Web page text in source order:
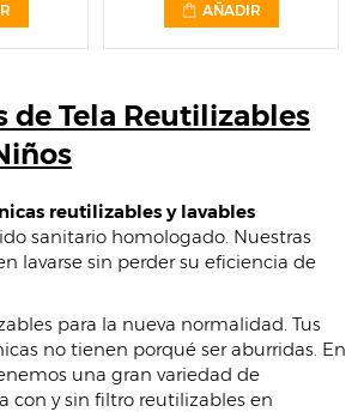
AÑADIR
de Tela Reutilizables
reutilizables y lavables
sanitario homologado. Nuestras
lavarse sin perder su eficiencia de
para la nueva normalidad. Tus
no tienen porqué ser aburridas. En
una gran variedad de
con y sin filtro reutilizables en